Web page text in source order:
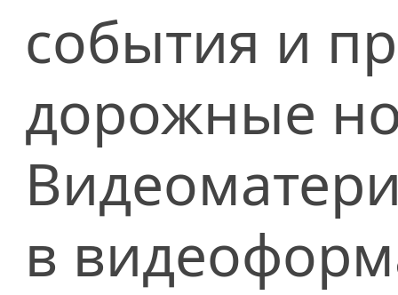
события и
дорожные
в